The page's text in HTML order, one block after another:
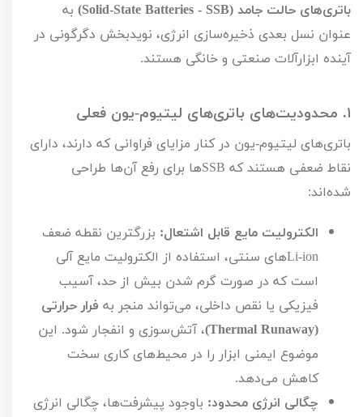
باتری‌های حالت جامد (Solid-State Batteries - SSB
) به
عنوان نسل بعدی ذخیره‌سازی انرژی، نویدبخش دگرگونی در
آینده ابزارآلات صنعتی و خانگی هستند.
۱. محدودیت‌های باتری‌های لیتیوم-یون فعلی
باتری‌های لیتیوم-یون در کنار مزایای فراوانی که دارند، دارای
نقاط ضعفی هستند که SSBها برای رفع آن‌ها طراحی
شده‌اند:
الکترولیت مایع قابل اشتعال: بزرگترین نقطه ضعف
Li-ionهای سنتی، استفاده از الکترولیت مایع آلی
است که در صورت گرم شدن بیش از حد، آسیب
فیزیکی یا نقص داخلی، می‌تواند منجر به فرار حرارتی
(
Thermal Runaway
)، آتش‌سوزی و انفجار شود. این
موضوع ایمنی ابزار را در محیط‌های کاری سخت
کاهش می‌دهد.
چگالی انرژی محدود: باوجود پیشرفت‌ها، چگالی انرژی